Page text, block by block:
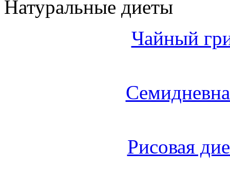
Натуральные диеты
Чайный
Рисовая